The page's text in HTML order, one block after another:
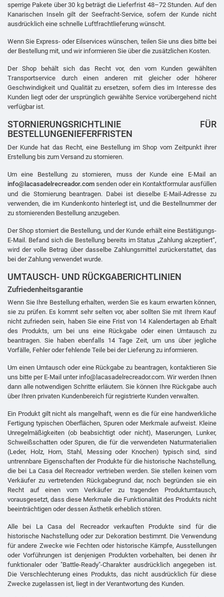
sperrige Pakete über 30 kg beträgt die Lieferfrist 48–72 Stunden. Auf den
Kanarischen Inseln gilt der Seefracht-Service, sofern der Kunde nicht
ausdrücklich eine schnelle Luftfrachtlieferung wünscht.
Wenn Sie Express- oder Eilservices wünschen, teilen Sie uns dies bitte bei
der Bestellung mit, und wir informieren Sie über die zusätzlichen Kosten.
Der Shop behält sich das Recht vor, den vom Kunden gewählten
Transportservice durch einen anderen mit gleicher oder höherer
Geschwindigkeit und Qualität zu ersetzen, sofern dies im Interesse des
Kunden liegt oder der ursprünglich gewählte Service vorübergehend nicht
verfügbar ist.
STORNIERUNGSRICHTLINIE FÜR
BESTELLUNGENIEFERFRISTEN
Der Kunde hat das Recht, eine Bestellung im Shop vom Zeitpunkt ihrer
Erstellung bis zum Versand zu stornieren.
Um eine Bestellung zu stornieren, muss der Kunde eine E-Mail an
info@lacasadelrecreador.com senden oder ein Kontaktformular ausfüllen
und die Stornierung beantragen. Dabei ist dieselbe E-Mail-Adresse zu
verwenden, die im Kundenkonto hinterlegt ist, und die Bestellnummer der
zu stornierenden Bestellung anzugeben.
Der Shop storniert die Bestellung, und der Kunde erhält eine Bestätigungs-
E-Mail. Befand sich die Bestellung bereits im Status „Zahlung akzeptiert“,
wird der volle Betrag über dasselbe Zahlungsmittel zurückerstattet, das
bei der Zahlung verwendet wurde.
UMTAUSCH- UND RÜCKGABERICHTLINIEN
Zufriedenheitsgarantie
Wenn Sie Ihre Bestellung erhalten, werden Sie es kaum erwarten können,
sie zu prüfen. Es kommt sehr selten vor, aber sollten Sie mit Ihrem Kauf
nicht zufrieden sein, haben Sie eine Frist von 14 Kalendertagen ab Erhalt
des Produkts, um bei uns eine Rückgabe oder einen Umtausch zu
beantragen. Sie haben ebenfalls 14 Tage Zeit, um uns über jegliche
Vorfälle, Fehler oder fehlende Teile bei der Lieferung zu informieren.
Um einen Umtausch oder eine Rückgabe zu beantragen, kontaktieren Sie
uns bitte per E-Mail unter info@lacasadelrecreador.com. Wir werden Ihnen
dann alle notwendigen Schritte erläutern. Sie können Ihre Rückgabe auch
über Ihren privaten Kundenbereich für registrierte Kunden verwalten.
Ein Produkt gilt nicht als mangelhaft, wenn es die für eine handwerkliche
Fertigung typischen Oberflächen, Spuren oder Merkmale aufweist. Kleine
Unregelmäßigkeiten (ob beabsichtigt oder nicht), Maserungen, Lunker,
Schweißschatten oder Spuren, die für die verwendeten Naturmaterialien
(Leder, Holz, Horn, Stahl, Messing oder Knochen) typisch sind, sind
untrennbare Eigenschaften der Produkte für die historische Nachstellung,
die bei La Casa del Recreador vertrieben werden. Sie stellen keinen vom
Verkäufer zu vertretenden Rückgabegrund dar, noch begründen sie ein
Recht auf einen vom Verkäufer zu tragenden Produktumtausch,
vorausgesetzt, dass diese Merkmale die Funktionalität des Produkts nicht
beeinträchtigen oder dessen Ästhetik erheblich stören.
Alle bei La Casa del Recreador verkauften Produkte sind für die
historische Nachstellung oder zur Dekoration bestimmt. Die Verwendung
für andere Zwecke wie Fechten oder historische Kämpfe, Ausstellungen
oder Vorführungen ist denjenigen Produkten vorbehalten, bei denen ihr
funktionaler oder "Battle-Ready"-Charakter ausdrücklich angegeben ist.
Die Verschlechterung eines Produkts, das nicht ausdrücklich für diese
Zwecke zugelassen ist, liegt in der Verantwortung des Kunden.